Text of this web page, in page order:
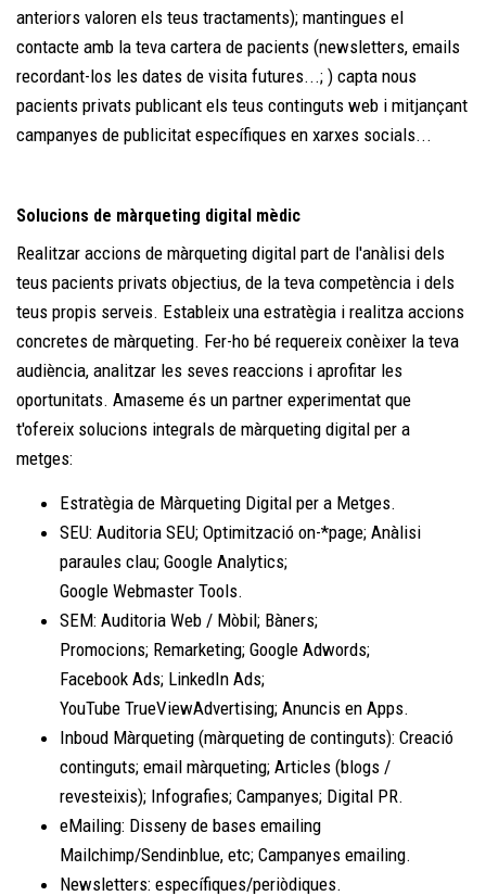
anteriors valoren els teus tractaments); mantingues el
contacte amb la teva cartera de pacients (newsletters, emails
recordant-los les dates de visita futures...; ) capta nous
pacients privats publicant els teus continguts web i mitjançant
campanyes de publicitat específiques en xarxes socials...
Solucions de màrqueting digital mèdic
Realitzar accions de màrqueting digital part de l'anàlisi dels
teus pacients privats objectius, de la teva competència i dels
teus propis serveis. Estableix una estratègia i realitza accions
concretes de màrqueting. Fer-ho bé requereix conèixer la teva
audiència, analitzar les seves reaccions i aprofitar les
oportunitats. Amaseme és un partner experimentat que
t'ofereix solucions integrals de màrqueting digital per a
metges:
Estratègia de Màrqueting Digital per a Metges.
SEU: Auditoria SEU; Optimització on-*page; Anàlisi
paraules clau; Google Analytics;
Google Webmaster Tools.
SEM: Auditoria Web / Mòbil; Bàners;
Promocions; Remarketing; Google Adwords;
Facebook Ads; LinkedIn Ads;
YouTube TrueViewAdvertising; Anuncis en Apps.
Inboud Màrqueting (màrqueting de continguts): Creació
continguts; email màrqueting; Articles (blogs /
revesteixis); Infografies; Campanyes; Digital PR.
eMailing: Disseny de bases emailing
Mailchimp/Sendinblue, etc; Campanyes emailing.
Newsletters: específiques/periòdiques.